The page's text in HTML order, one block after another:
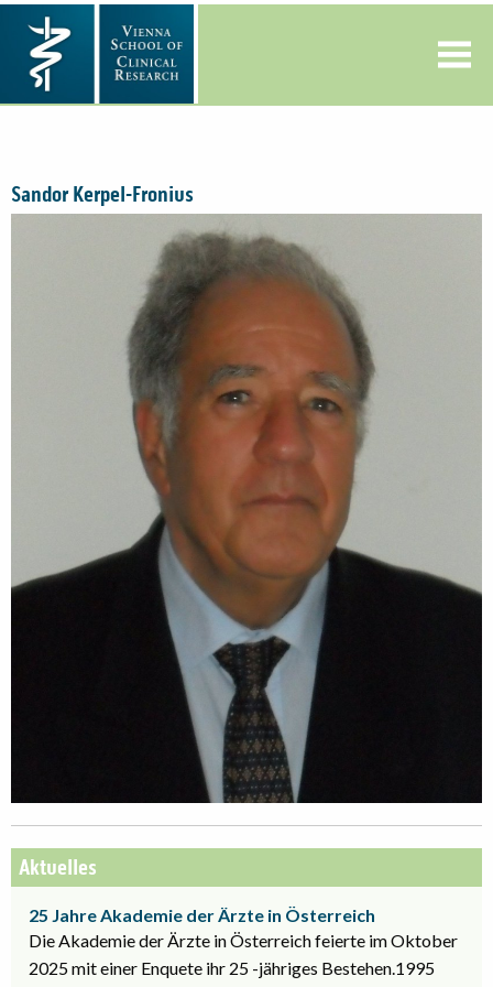
Sandor Kerpel-Fronius
Aktuelles
25 Jahre Akademie der Ärzte in Österreich
Die Akademie der Ärzte in Österreich feierte im Oktober
2025 mit einer Enquete ihr 25 -jähriges Bestehen.1995